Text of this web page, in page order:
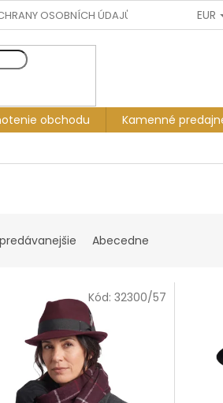
OSOBNÍCH ÚDAJŮ DOPRAVA
EUR
obchodu Kamenné
Abecedne
Kód: 32300/57